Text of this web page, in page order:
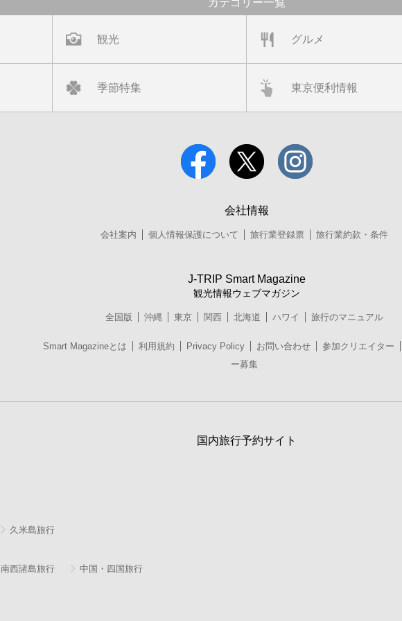
観光 グルメ
季節特集 東京便利情報
会社情報
会社案内 個人情報保護について 旅行業登録票 旅行業約款・条件
J-TRIP Smart Magazine
観光情報ウェブマガジン
全国版 沖縄 東京 関西 北海道 ハワイ 旅行のマニュアル
Smart Magazineとは 利用規約 Privacy Policy お問い合わせ 参加クリエイター
ー募集
国内旅行予約サイト
久米島旅行
南西諸島旅行 中国・四国旅行